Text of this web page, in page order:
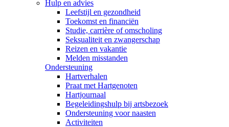
Hulp en advies
Leefstijl en gezondheid
Toekomst en financiën
Studie, carrière of omscholing
Seksualiteit en zwangerschap
Reizen en vakantie
Melden misstanden
Ondersteuning
Hartverhalen
Praat met Hartgenoten
Hartjournaal
Begeleidingshulp bij artsbezoek
Ondersteuning voor naasten
Activiteiten